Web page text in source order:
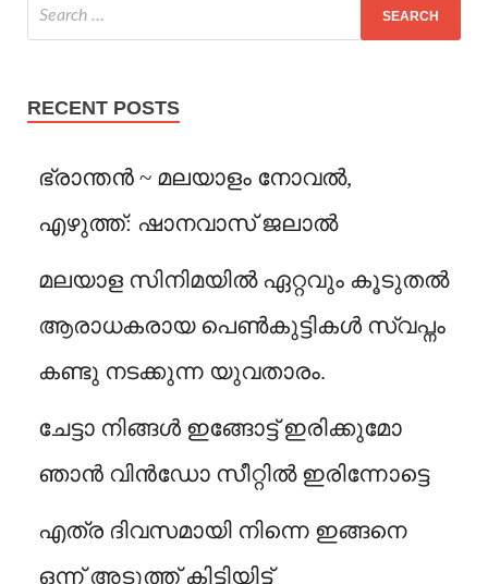
RECENT POSTS
ഭ്രാന്തൻ ~ മലയാളം നോവൽ,
എഴുത്ത്: ഷാനവാസ് ജലാൽ
മലയാള സിനിമയിൽ ഏറ്റവും കൂടുതൽ
ആരാധകരായ പെൺകുട്ടികൾ സ്വപ്നം
കണ്ടു നടക്കുന്ന യുവതാരം.
ചേട്ടാ നിങ്ങൾ ഇങ്ങോട്ട് ഇരിക്കുമോ
ഞാൻ വിൻഡോ സീറ്റിൽ ഇരിന്നോട്ടെ
എത്ര ദിവസമായി നിന്നെ ഇങ്ങനെ
ഒന്ന് അടുത്ത് കിട്ടിയിട്ട്